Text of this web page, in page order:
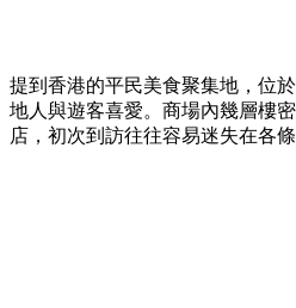
提到香港的平民美食聚集地，位
地人與遊客喜愛。商場內幾層樓
店，初次到訪往往容易迷失在各條